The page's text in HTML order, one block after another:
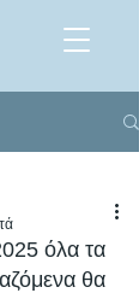
όλα τα
θα